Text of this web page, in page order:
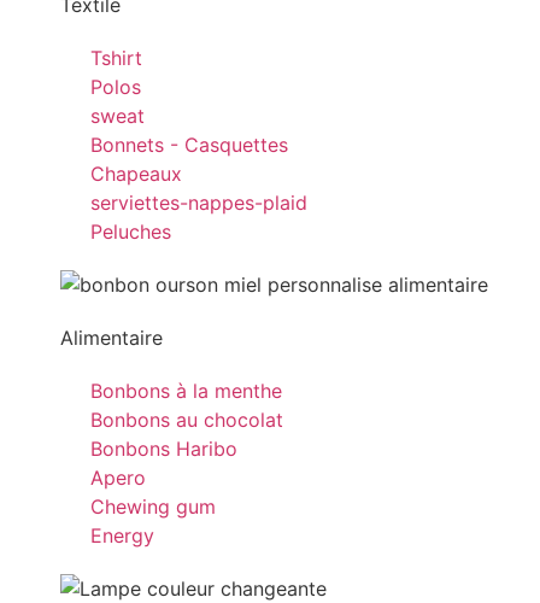
Textile
Tshirt
Polos
sweat
Bonnets - Casquettes
Chapeaux
serviettes-nappes-plaid
Peluches
Alimentaire
Bonbons à la menthe
Bonbons au chocolat
Bonbons Haribo
Apero
Chewing gum
Energy